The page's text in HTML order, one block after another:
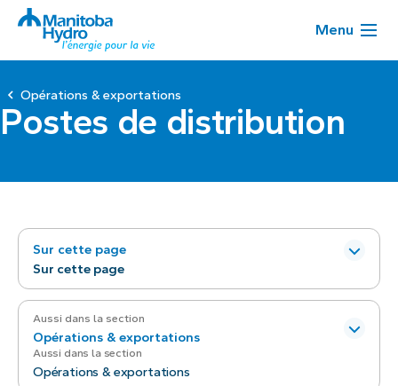
Menu
Opérations & exportations
Postes de distribution
Sur cette page
Sur cette page
Aussi dans la section
Opérations & exportations
Aussi dans la section
Opérations & exportations